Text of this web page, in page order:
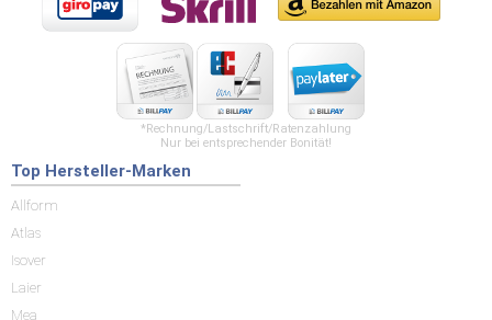
*Rechnung/Lastschrift/Ratenzahlung
Nur bei entsprechender Bonität!
Top Hersteller-Marken
Allform
Atlas
Isover
Laier
Mea